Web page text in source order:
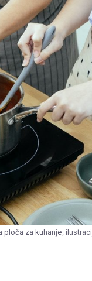
ploča za kuhanje,